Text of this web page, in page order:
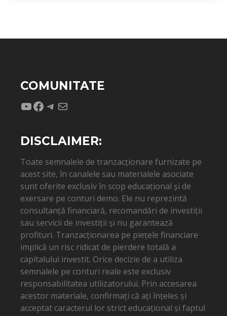
COMUNITATE
YouTube
Facebook
Telegram
Mail
DISCLAIMER:
Toate semnalele de tranzacționare furnizate pe
acest site, în canalele sau materialele asociate
sunt oferite exclusiv în scop educațional și de
exersare pe conturi demo. Ele nu reprezintă
consultanță financiară, recomandări de investiții
sau servicii de investiții și nu garantează
profituri. Tranzacționarea pe piețele financiare
implică un risc ridicat de pierdere totală a
capitalului investit. Orice decizie de a utiliza
semnalele pe conturi reale este exclusiv
responsabilitatea utilizatorului. Prin accesarea
acestor materiale, confirmați că ați înțeles și
acceptat caracterul lor strict educațional și faptul